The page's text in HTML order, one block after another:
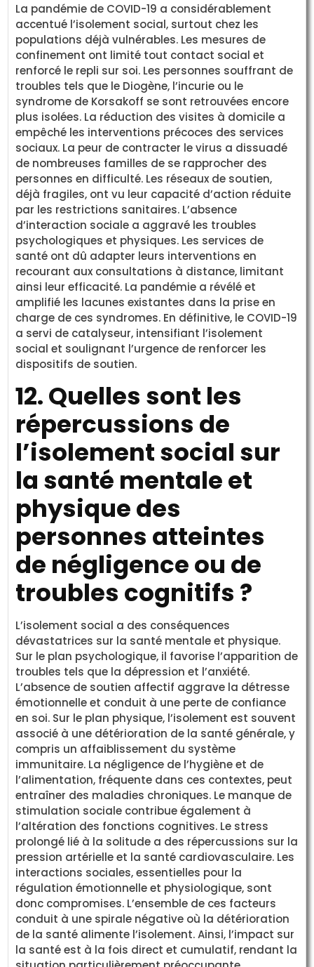
La pandémie de COVID-19 a considérablement
accentué l’isolement social, surtout chez les
populations déjà vulnérables. Les mesures de
confinement ont limité tout contact social et
renforcé le repli sur soi. Les personnes souffrant de
troubles tels que le Diogène, l’incurie ou le
syndrome de Korsakoff se sont retrouvées encore
plus isolées. La réduction des visites à domicile a
empêché les interventions précoces des services
sociaux. La peur de contracter le virus a dissuadé
de nombreuses familles de se rapprocher des
personnes en difficulté. Les réseaux de soutien,
déjà fragiles, ont vu leur capacité d’action réduite
par les restrictions sanitaires. L’absence
d’interaction sociale a aggravé les troubles
psychologiques et physiques. Les services de
santé ont dû adapter leurs interventions en
recourant aux consultations à distance, limitant
ainsi leur efficacité. La pandémie a révélé et
amplifié les lacunes existantes dans la prise en
charge de ces syndromes. En définitive, le COVID-19
a servi de catalyseur, intensifiant l’isolement
social et soulignant l’urgence de renforcer les
dispositifs de soutien.
12. Quelles sont les
répercussions de
l’isolement social sur
la santé mentale et
physique des
personnes atteintes
de négligence ou de
troubles cognitifs ?
L’isolement social a des conséquences
dévastatrices sur la santé mentale et physique.
Sur le plan psychologique, il favorise l’apparition de
troubles tels que la dépression et l’anxiété.
L’absence de soutien affectif aggrave la détresse
émotionnelle et conduit à une perte de confiance
en soi. Sur le plan physique, l’isolement est souvent
associé à une détérioration de la santé générale, y
compris un affaiblissement du système
immunitaire. La négligence de l’hygiène et de
l’alimentation, fréquente dans ces contextes, peut
entraîner des maladies chroniques. Le manque de
stimulation sociale contribue également à
l’altération des fonctions cognitives. Le stress
prolongé lié à la solitude a des répercussions sur la
pression artérielle et la santé cardiovasculaire. Les
interactions sociales, essentielles pour la
régulation émotionnelle et physiologique, sont
donc compromises. L’ensemble de ces facteurs
conduit à une spirale négative où la détérioration
de la santé alimente l’isolement. Ainsi, l’impact sur
la santé est à la fois direct et cumulatif, rendant la